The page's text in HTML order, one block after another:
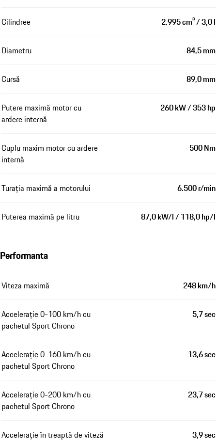
Cilindree 2.995 cm³ / 3,0 l
Diametru 84,5 mm
Cursă 89,0 mm
Putere maximă motor cu
ardere internă
260 kW / 353 hp
Cuplu maxim motor cu ardere
internă
500 Nm
Turația maximă a motorului 6.500 r/min
Puterea maximă pe litru 87,0 kW/l / 118,0 hp/l
Performanta
Viteza maximă 248 km/h
Accelerație 0-100 km/h cu
pachetul Sport Chrono
5,7 sec
Accelerație 0-160 km/h cu
pachetul Sport Chrono
13,6 sec
Accelerație 0-200 km/h cu
pachetul Sport Chrono
23,7 sec
Accelerație în treaptă de viteză
3,9 sec